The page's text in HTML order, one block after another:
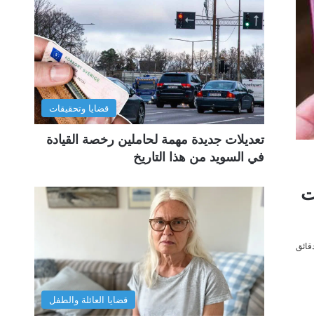
50 دولارات
قضايا وتحقيقات
تعديلات جديدة مهمة لحاملين رخصة القيادة
في السويد من هذا التاريخ
قضايا العائلة والطفل